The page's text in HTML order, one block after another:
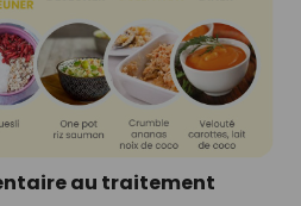
au traitement